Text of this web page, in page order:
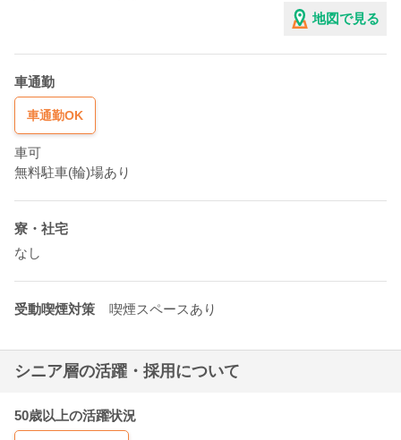
地図で見る
車通勤
車通勤OK
車可
無料駐車(輪)場あり
寮・社宅
なし
受動喫煙対策 喫煙スペースあり
シニア層の活躍・採用について
50歳以上の活躍状況